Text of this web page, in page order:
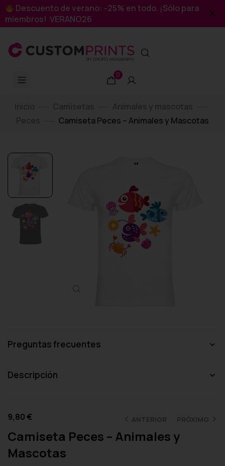
Descuento de verano: -25% en todo. ¡Sólo para
miembros! VERANO26
0
Inicio Camisetas
Animales y mascotas
Peces
Camiseta Peces – Animales y Mascotas
Preguntas frecuentes
Descripción
ANTERIOR PRÓXIMO
9,80€
Camiseta Peces – Animales y
Mascotas